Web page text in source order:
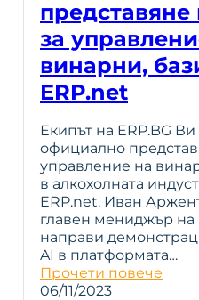
представяне
за
винарни,
ERP.net
Екипът на ERP.BG
официално
управление на
в алкохолната
ERP.net. Иван
главен мениджър
направи
AI в платформата…
Прочети повече
06/11/2023